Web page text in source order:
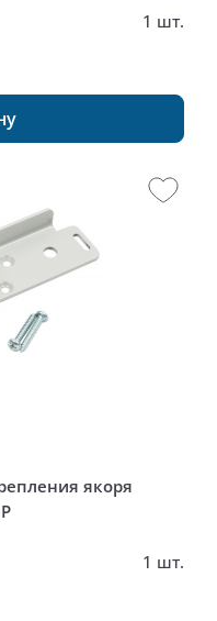
1 шт.
якоря
1 шт.